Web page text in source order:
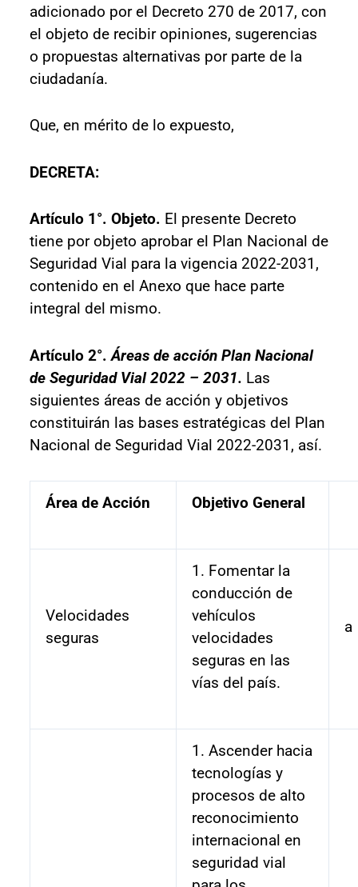
adicionado por el Decreto 270 de 2017, con
el objeto de recibir opiniones, sugerencias
o propuestas alternativas por parte de la
ciudadanía.
Que, en mérito de lo expuesto,
DECRETA:
Artículo 1°. Objeto. El presente Decreto
tiene por objeto aprobar el Plan Nacional de
Seguridad Vial para la vigencia 2022-2031,
contenido en el Anexo que hace parte
integral del mismo.
Artículo 2°. Áreas de acción Plan Nacional
de Seguridad Vial 2022 – 2031. Las
siguientes áreas de acción y objetivos
constituirán las bases estratégicas del Plan
Nacional de Seguridad Vial 2022-2031, así.
Área de Acción Objetivo General
Velocidades
seguras
1. Fomentar la
conducción de
vehículos
velocidades
seguras en las
vías del país.
a
1. Ascender hacia
tecnologías y
procesos de alto
reconocimiento
internacional en
seguridad vial